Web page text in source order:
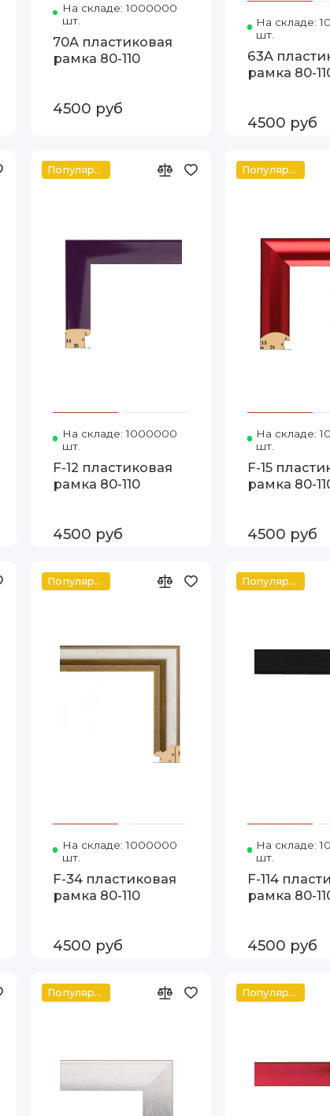
Код товара: 665-B2 80-110
На складе: 1000000
шт.
70A пластиковая
рамка 80-110
4500 руб
На складе:
шт.
63A
рамка 80-
4500 руб
Код товара: Т.2016-12-80 80-110 FIA
Популярное
На складе: 1000000
шт.
Код товара: Т.2016-3-80
F-12 пластиковая
рамка 80-110
4500 руб
Популярное
На складе:
шт.
F-15
рамка 80-
4500 руб
Код товара: Т.2914-3 80-110 FIA
Популярное
На складе: 1000000
шт.
Код товара: Т.3322-5 80-
F-34 пластиковая
рамка 80-110
4500 руб
Популярное
На складе:
шт.
F-114
рамка 80-
4500 руб
Популярное Популярное